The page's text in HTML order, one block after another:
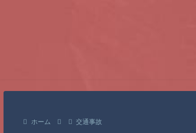
ホーム 交通事故